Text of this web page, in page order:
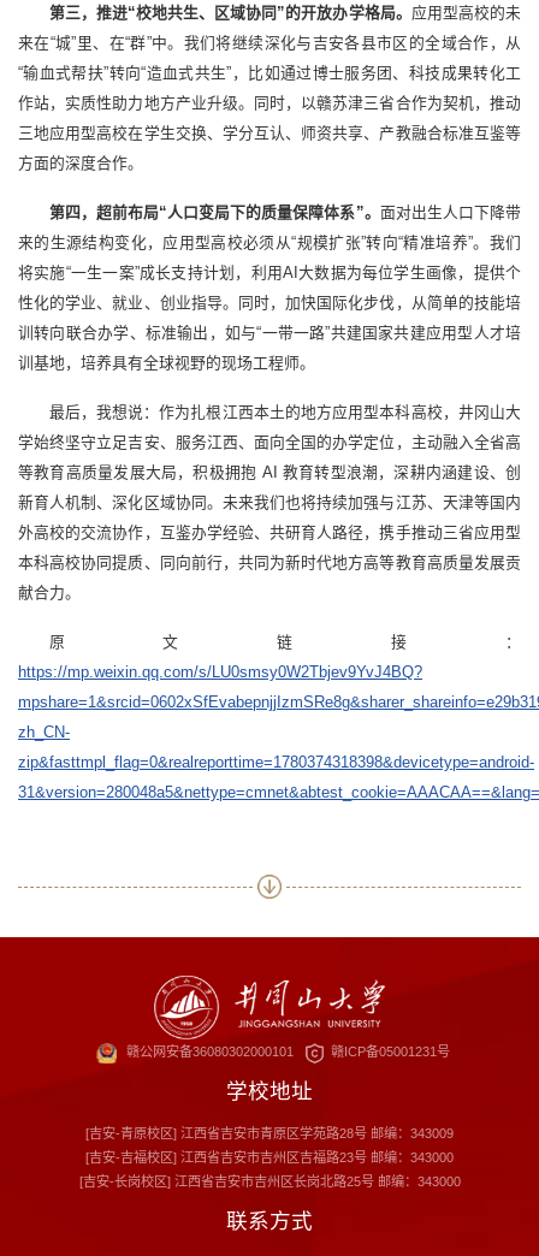
第三，推进“校地共生、区域协同”的开放办学格局。 应用型高校的未
来在“城”里、在“群”中。我们将继续深化与吉安各县市区的全域合作，从
“输血式帮扶”转向“造血式共生”，比如通过博士服务团、科技成果转化工
作站，实质性助力地方产业升级。同时，以赣苏津三省合作为契机，推动
三地应用型高校在学生交换、学分互认、师资共享、产教融合标准互鉴等
方面的深度合作。
第四，超前布局“人口变局下的质量保障体系”。 面对出生人口下降带
来的生源结构变化，应用型高校必须从“规模扩张”转向“精准培养”。我们
将实施“一生一案”成长支持计划，利用AI大数据为每位学生画像，提供个
性化的学业、就业、创业指导。同时，加快国际化步伐，从简单的技能培
训转向联合办学、标准输出，如与“一带一路”共建国家共建应用型人才培
训基地，培养具有全球视野的现场工程师。
最后，我想说：作为扎根江西本土的地方应用型本科高校，井冈山大
学始终坚守立足吉安、服务江西、面向全国的办学定位，主动融入全省高
等教育高质量发展大局，积极拥抱 AI 教育转型浪潮，深耕内涵建设、创
新育人机制、深化区域协同。未来我们也将持续加强与江苏、天津等国内
外高校的交流协作，互鉴办学经验、共研育人路径，携手推动三省应用型
本科高校协同提质、同向前行，共同为新时代地方高等教育高质量发展贡
献合力。
原文链接：
https://mp.weixin.qq.com/s/LU0smsy0W2Tbjev9YvJ4BQ?
zh_CN-
zip&fasttmpl_flag=0&realreporttime=1780374318398&devicetype=android-
赣公网安备36080302000101 赣ICP备05001231号
学校地址
[吉安-青原校区] 江西省吉安市青原区学苑路28号 邮编：343009
[吉安-吉福校区] 江西省吉安市吉州区吉福路23号 邮编：343000
[吉安-长岗校区] 江西省吉安市吉州区长岗北路25号 邮编：343000
联系方式